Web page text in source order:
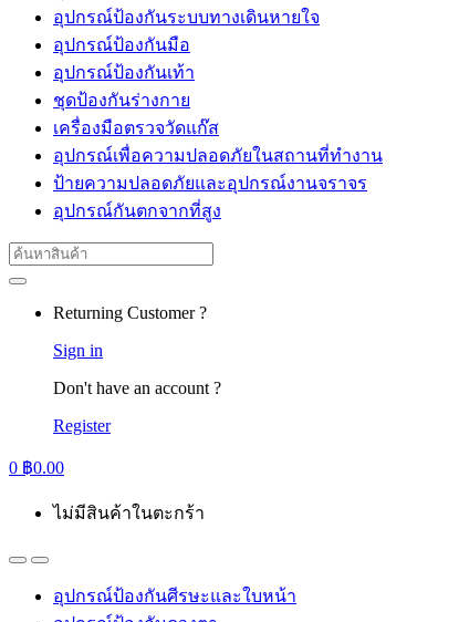
อุปกรณ์ป้องกันระบบทางเดินหายใจ
อุปกรณ์ป้องกันมือ
อุปกรณ์ป้องกันเท้า
ชุดป้องกันร่างกาย
เครื่องมือตรวจวัดแก๊ส
อุปกรณ์เพื่อความปลอดภัยในสถานที่ทำงาน
ป้ายความปลอดภัยและอุปกรณ์งานจราจร
อุปกรณ์กันตกจากที่สูง
Search
for:
Returning Customer ?
Sign in
Don't have an account ?
Register
0 ฿0.00
ไม่มีสินค้าในตะกร้า
อุปกรณ์ป้องกันศีรษะและใบหน้า